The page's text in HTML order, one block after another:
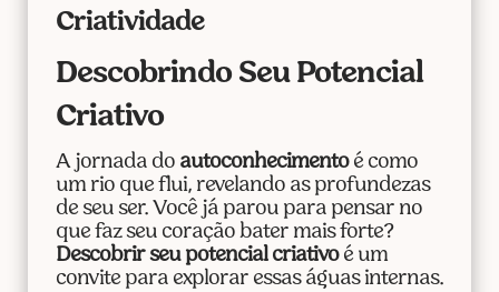
Criatividade
Descobrindo Seu Potencial
Criativo
A jornada do autoconhecimentoé como
um rio que flui, revelando as profundezas
de seu ser. Você já parou para pensar no
que faz seu coração bater mais forte?
Descobrir seu potencial criativoé um
convite para explorar essas águas internas.